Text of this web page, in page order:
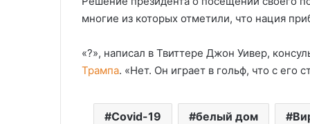
многие из которых отметили, что нация
«?», написал в Твиттере Джон Уивер,
Трампа. «Нет. Он играет в гольф, что с его
Covid-19 белый дом